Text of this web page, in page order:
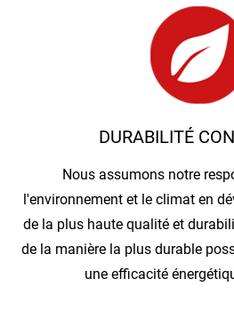
DURABILITÉ
Nous assumons notre
l'environnement et le climat en
de la plus haute qualité et
de la manière la plus durable
une efficacité